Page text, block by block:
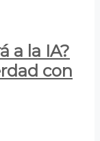
a la IA?
con